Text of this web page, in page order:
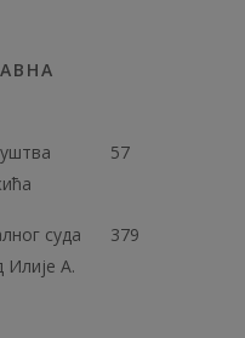
57
суда
Илије А.
379